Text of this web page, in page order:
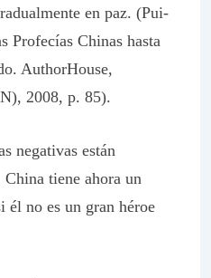
en paz. (Pui-
Profecías Chinas hasta
AuthorHouse,
2008, p. 85).
negativas están
tiene ahora un
él no es un gran héroe